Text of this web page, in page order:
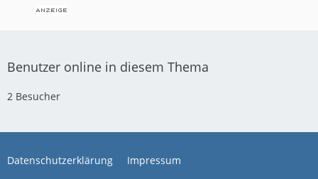
Benutzer online in diesem Thema
2 Besucher
Datenschutzerklärung Impressum